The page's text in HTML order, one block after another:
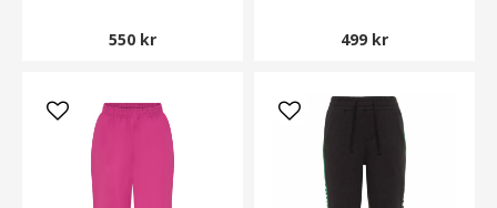
550 kr 499 kr